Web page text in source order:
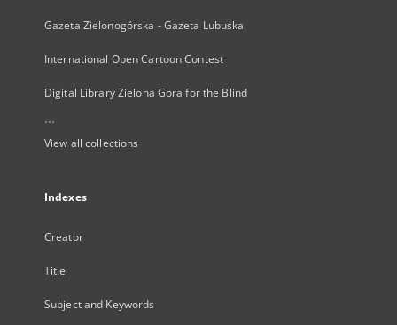
Gazeta Zielonogórska - Gazeta Lubuska
International Open Cartoon Contest
Digital Library Zielona Gora for the Blind
...
View all collections
Indexes
Creator
Title
Subject and Keywords